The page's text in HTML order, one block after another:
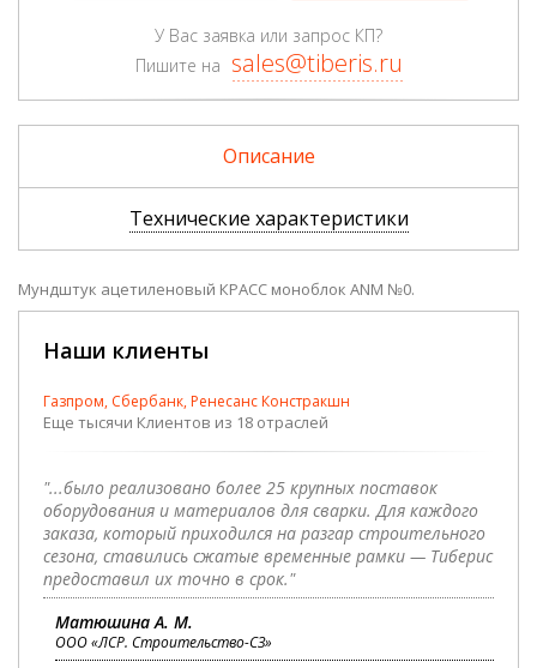
У Вас заявка или запрос КП?
Пишите на sales@tiberis.ru
Описание
Технические характеристики
Мундштук ацетиленовый КРАСС моноблок ANM №0.
Наши клиенты
Газпром, Сбербанк, Ренесанс Констракшн
Еще тысячи Клиентов из 18 отраслей
"...было реализовано более 25 крупных поставок
оборудования и материалов для сварки. Для каждого
заказа, который приходился на разгар строительного
сезона, ставились сжатые временные рамки — Тиберис
предоставил их точно в срок."
Матюшина А. М.
ООО «ЛСР. Строительство-СЗ»